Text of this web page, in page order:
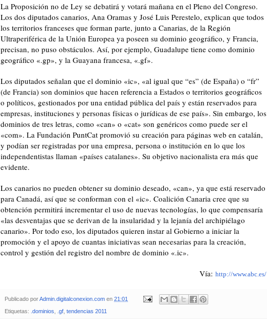
La Proposición no de Ley se debatirá y votará mañana en el Pleno del Congreso.
Los dos diputados canarios, Ana Oramas y José Luis Perestelo, explican que todos
los territorios franceses que forman parte, junto a Canarias, de la Región
Ultraperiférica de la Unión Europea ya poseen su dominio geográfico, y Francia,
precisan, no puso obstáculos. Así, por ejemplo, Guadalupe tiene como dominio
geográfico «.gp», y la Guayana francesa, «.gf».
Los diputados señalan que el dominio «ic», «al igual que “es” (de España) o “fr”
(de Francia) son dominios que hacen referencia a Estados o territorios geográficos
o políticos, gestionados por una entidad pública del país y están reservados para
empresas, instituciones y personas físicas o jurídicas de ese país». Sin embargo, los
dominios de tres letras, como «can» o «cat» son genéricos como puede ser el
«com». La Fundación PuntCat promovió su creación para páginas web en catalán,
y podían ser registradas por una empresa, persona o institución en lo que los
independentistas llaman «países catalanes». Su objetivo nacionalista era más que
evidente.
Los canarios no pueden obtener su dominio deseado, «can», ya que está reservado
para Canadá, así que se conforman con el «ic». Coalición Canaria cree que su
obtención permitirá incrementar el uso de nuevas tecnologías, lo que compensaría
«las desventajas que se derivan de la insularidad y la lejanía del archipiélago
canario». Por todo eso, los diputados quieren instar al Gobierno a iniciar la
promoción y el apoyo de cuantas iniciativas sean necesarias para la creación,
control y gestión del registro del nombre de dominio «.ic».
Vía: http://www.abc.es/
Publicado porAdmin.digitalconexion.com en 21:01
Etiquetas: .dominios .gf tendencias 2011